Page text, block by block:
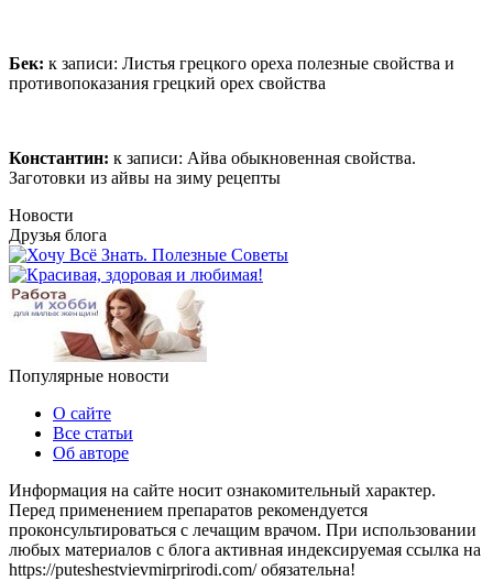
Бек: к записи: Листья грецкого ореха полезные свойства и
противопоказания грецкий орех свойства
Константин: к записи: Айва обыкновенная свойства.
Заготовки из айвы на зиму рецепты
Новости
Друзья блога
Популярные новости
О сайте
Все статьи
Об авторе
Информация на сайте носит ознакомительный характер.
Перед применением препаратов рекомендуется
проконсультироваться с лечащим врачом. При использовании
любых материалов с блога активная индексируемая ссылка на
https://puteshestvievmirprirodi.com/ обязательна!